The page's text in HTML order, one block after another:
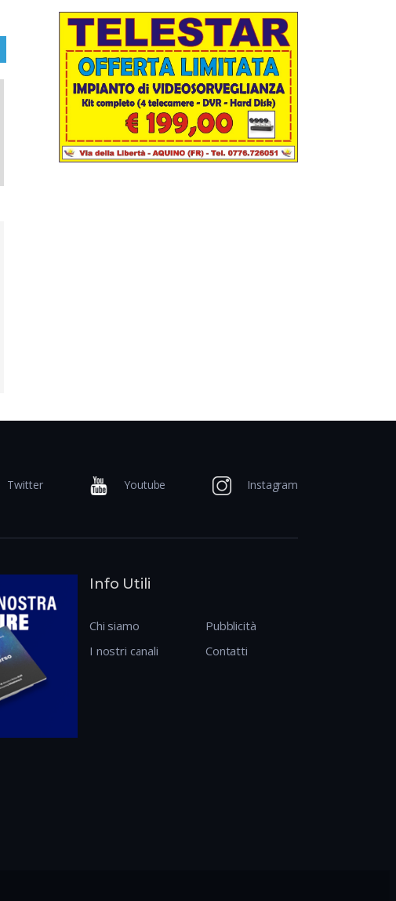
Twitter Youtube Instagram
Info Utili
Chi siamo
I nostri canali
Pubblicità
Contatti